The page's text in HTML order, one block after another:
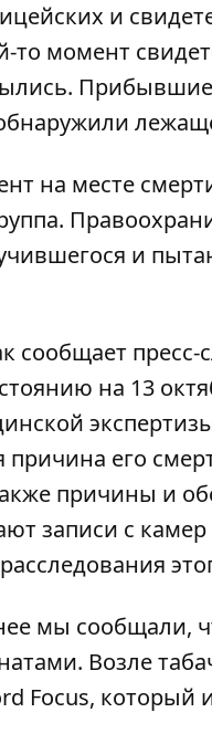
и
то момент
на месте
и
сообщает
на 13
причина его
причины и
записи с
мы сообщали,
. Возле
Focus, который